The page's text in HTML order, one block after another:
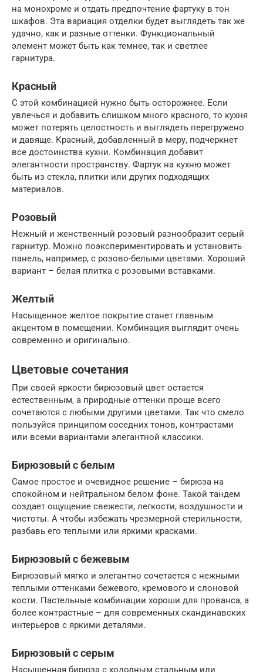
на монохроме и отдать предпочтение фартуку в тон
шкафов. Эта вариация отделки будет выглядеть так же
удачно, как и разные оттенки. Функциональный
элемент может быть как темнее, так и светлее
гарнитура.
Красный
С этой комбинацией нужно быть осторожнее. Если
увлечься и добавить слишком много красного, то кухня
может потерять целостность и выглядеть перегружено
и давяще. Красный, добавленный в меру, подчеркнет
все достоинства кухни. Комбинация добавит
элегантности пространству. Фартук на кухню может
быть из стекла, плитки или других подходящих
материалов.
Розовый
Нежный и женственный розовый разнообразит серый
гарнитур. Можно поэкспериментировать и установить
панель, например, с розово-белыми цветами. Хороший
вариант – белая плитка с розовыми вставками.
Желтый
Насыщенное желтое покрытие станет главным
акцентом в помещении. Комбинация выглядит очень
современно и оригинально.
Цветовые сочетания
При своей яркости бирюзовый цвет остается
естественным, а природные оттенки проще всего
сочетаются с любыми другими цветами. Так что смело
пользуйся принципом соседних тонов, контрастами
или всеми вариантами элегантной классики.
Бирюзовый с белым
Самое простое и очевидное решение – бирюза на
спокойном и нейтральном белом фоне. Такой тандем
создает ощущение свежести, легкости, воздушности и
чистоты. А чтобы избежать чрезмерной стерильности,
разбавь его теплыми или яркими красками.
Бирюзовый с бежевым
Бирюзовый мягко и элегантно сочетается с нежными
теплыми оттенками бежевого, кремового и слоновой
кости. Пастельные комбинации хороши для прованса, а
более контрастные – для современных скандинавских
интерьеров с яркими деталями.
Бирюзовый с серым
Насыщенная бирюза с холодным стальным или